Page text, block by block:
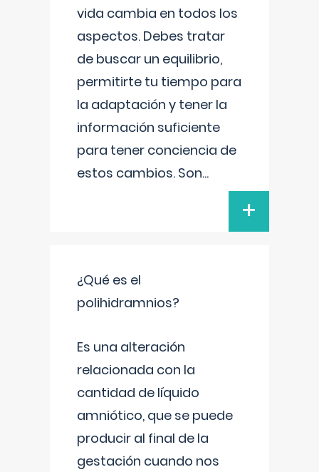
vida cambia en todos los
aspectos. Debes tratar
de buscar un equilibrio,
permitirte tu tiempo para
la adaptación y tener la
información suficiente
para tener conciencia de
estos cambios. Son...
+
¿Qué es el
polihidramnios?
Es una alteración
relacionada con la
cantidad de líquido
amniótico, que se puede
producir al final de la
gestación cuando nos